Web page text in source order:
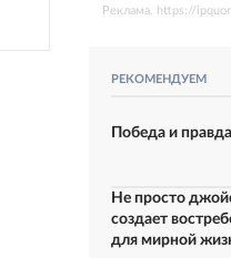
Реклама. https://
РЕКОМЕНДУЕМ
Победа и
Не просто
создает
для мирной